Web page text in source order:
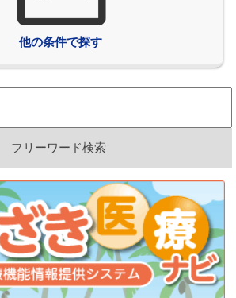
他の条件で探す